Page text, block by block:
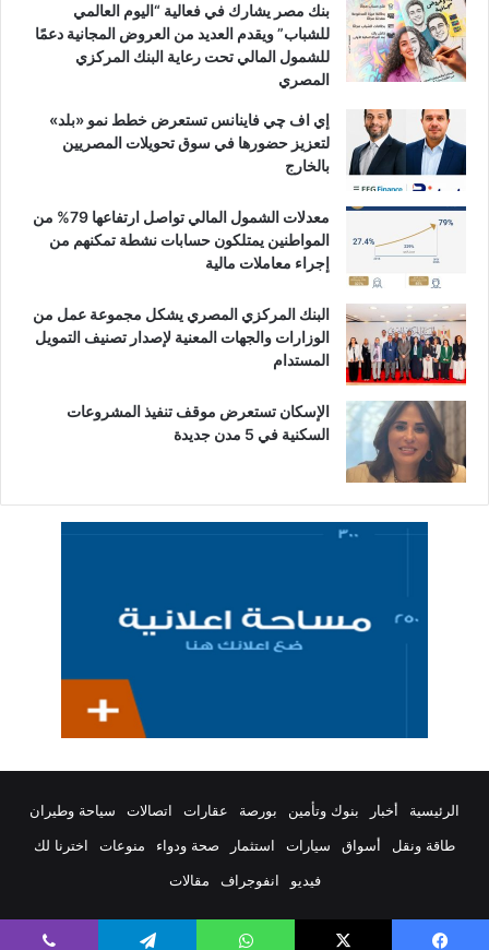
بنك مصر يشارك في فعالية “اليوم العالمي
للشباب” ويقدم العديد من العروض المجانية دعمًا
للشمول المالي تحت رعاية البنك المركزي
المصري
إي اف چي فاينانس تستعرض خطط نمو «بلد»
لتعزيز حضورها في سوق تحويلات المصريين
بالخارج
معدلات الشمول المالي تواصل ارتفاعها 79% من
المواطنين يمتلكون حسابات نشطة تمكنهم من
إجراء معاملات مالية
البنك المركزي المصري يشكل مجموعة عمل من
الوزارات والجهات المعنية لإصدار تصنيف التمويل
المستدام
الإسكان تستعرض موقف تنفيذ المشروعات
السكنية في 5 مدن جديدة
الرئيسية أخبار بنوك وتأمين بورصة عقارات اتصالات
سياحة وطيران
طاقة ونقل
أسواق سيارات استثمار صحة ودواء منوعات
اخترنا لك
فيديو
انفوجراف مقالات